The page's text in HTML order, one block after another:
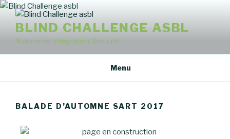
BLIND CHALLENGE ASBL
Autonomie, Intégration, Sécurité
Menu
BALADE D’AUTOMNE SART 2017